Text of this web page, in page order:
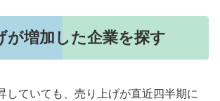
が増加した企業を探す
していても、売り上げが直近四半期に